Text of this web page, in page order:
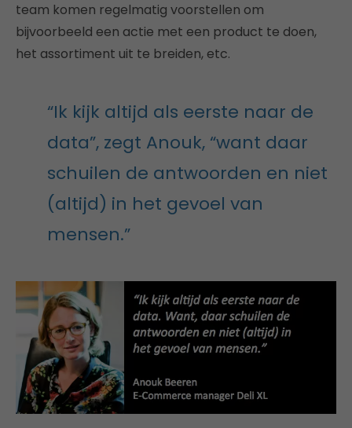
team komen regelmatig voorstellen om
bijvoorbeeld een actie met een product te doen,
het assortiment uit te breiden, etc.
“Ik kijk altijd als eerste naar de
data”, zegt Anouk, “want daar
schuilen de antwoorden en niet
(altijd) in het gevoel van
mensen.”